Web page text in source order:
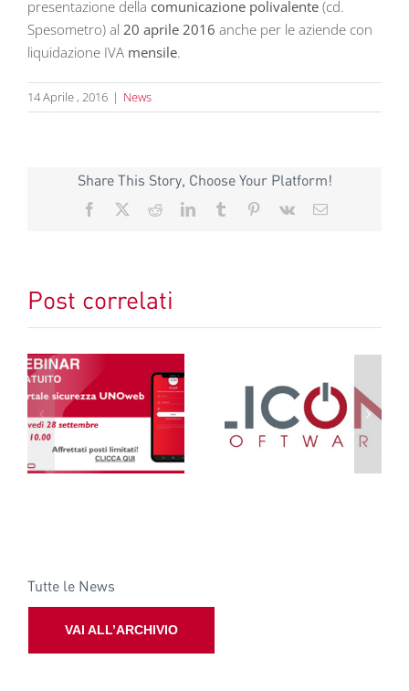
presentazione della comunicazione polivalente (cd.
Spesometro) al 20 aprile 2016 anche per le aziende con
liquidazione IVA mensile.
14 Aprile , 2016 | News
Share This Story, Choose Your Platform!
Facebook RedditLinkedInTumblr Pinterest
Vk Email
Post correlati
Logo di Licon
Nuovo codice
Appalti 2023
Tutte le News
VAI ALL’ARCHIVIO